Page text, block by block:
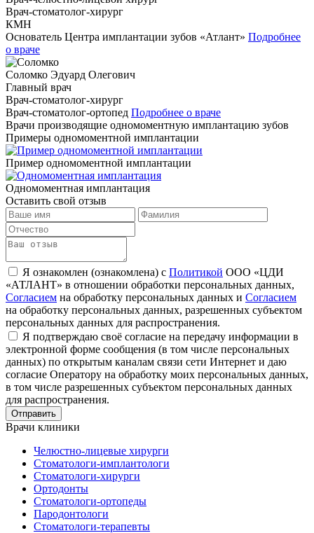
Врач-стоматолог-хирург
КМН
Основатель Центра имплантации зубов «Атлант» Подробнее
о враче
Соломко Эдуард Олегович
Главный врач
Врач-стоматолог-хирург
Врач-стоматолог-ортопед Подробнее о враче
Врачи производящие одномоментную имплантацию зубов
Примеры одномоментной имплантации
Пример одномоментной имплантации
Одномоментная имплантация
Оставить свой отзыв
Я ознакомлен (ознакомлена) с Политикой ООО «ЦДИ
«АТЛАНТ» в отношении обработки персональных данных,
Согласием на обработку персональных данных и Согласием
на обработку персональных данных, разрешенных субъектом
персональных данных для распространения.
Я подтверждаю своё согласие на передачу информации в
электронной форме сообщения (в том числе персональных
данных) по открытым каналам связи сети Интернет и даю
согласие Оператору на обработку моих персональных данных,
в том числе разрешенных субъектом персональных данных
для распространения.
Врачи клиники
Челюстно-лицевые хирурги
Стоматологи-имплантологи
Стоматологи-хирурги
Ортодонты
Стоматологи-ортопеды
Пародонтологи
Стоматологи-терапевты